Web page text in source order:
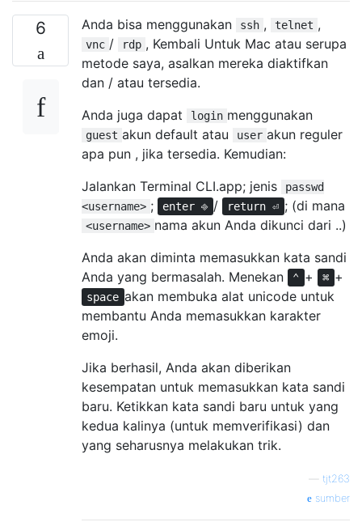
6 Anda bisa menggunakan ssh , telnet ,
vnc / rdp , Kembali Untuk Mac atau serupa
metode saya, asalkan mereka diaktifkan
dan / atau tersedia.
Anda juga dapat
login menggunakan
guest akun default atau user akun reguler
apa pun , jika tersedia. Kemudian:
Jalankan Terminal CLI.app; jenis
passwd
<username> ; enter ⎆ / return ⏎ ; (di mana
<username> nama akun Anda dikunci dari ..)
Anda akan diminta memasukkan kata sandi
Anda yang bermasalah. Menekan
⌃ + ⌘ +
space akan membuka alat unicode untuk
membantu Anda memasukkan karakter
emoji.
Jika berhasil, Anda akan diberikan
kesempatan untuk memasukkan kata sandi
baru. Ketikkan kata sandi baru untuk yang
kedua kalinya (untuk memverifikasi) dan
yang seharusnya melakukan trik.
tjt263
sumber